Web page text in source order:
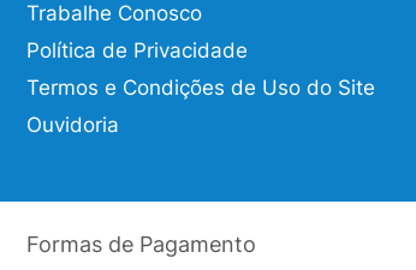
Trabalhe Conosco
Política de Privacidade
Termos e Condições de Uso do Site
Ouvidoria
Formas de Pagamento